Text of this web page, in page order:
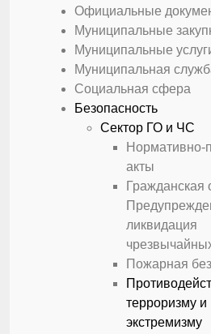
Официальные
Муниципальные
Муниципальные
Муниципальная
Социальная сфера
Безопасность
Сектор ГО и ЧС
Нормативно-
акты
Гражданская
ликвидация
Пожарная
терроризму и
экстремизму